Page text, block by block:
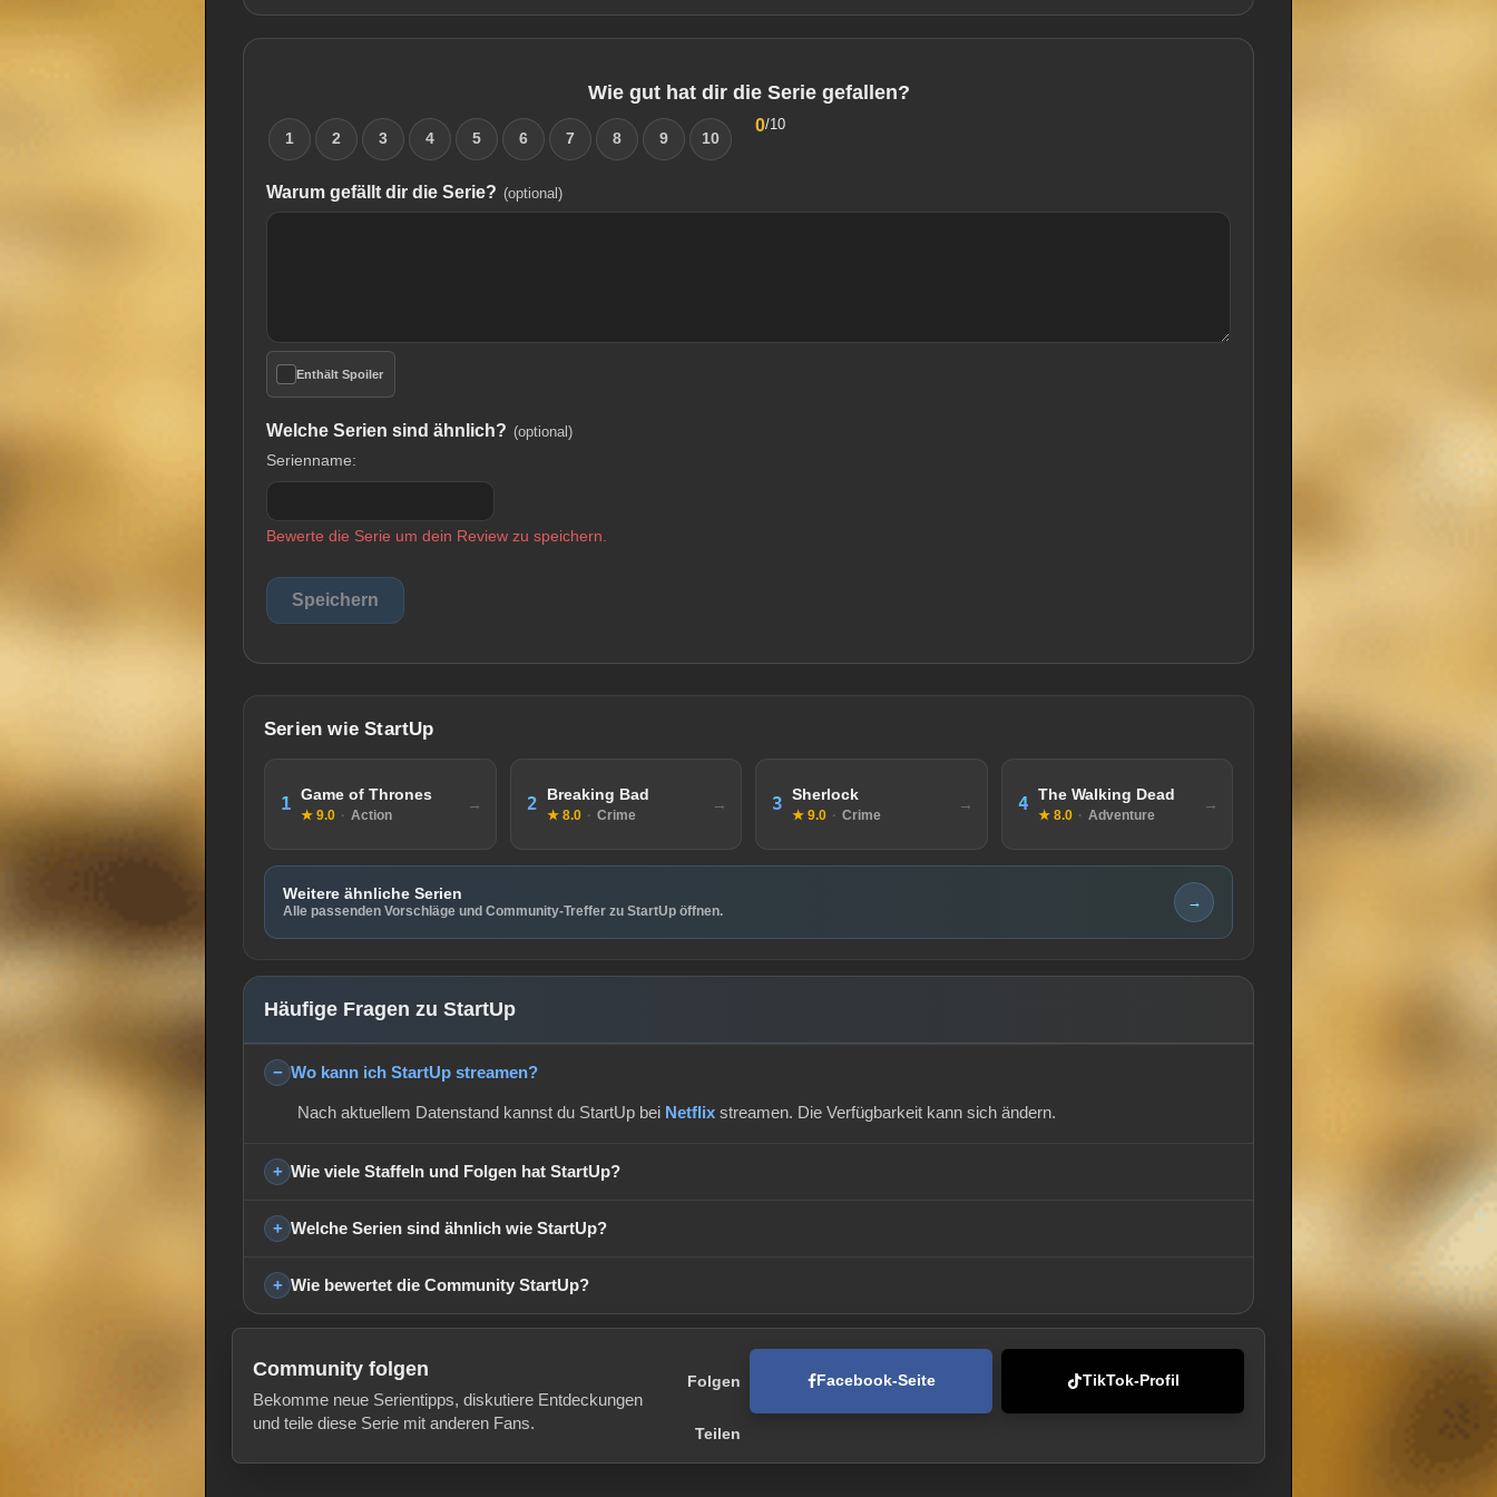
Wie gut hat dir die Serie gefallen?
1 2 3 4 5 6 7 8 9 10
0/10
Warum gefällt dir die Serie? (optional)
Enthält Spoiler
Welche Serien sind ähnlich? (optional)
Serienname:
Bewerte die Serie um dein Review zu speichern.
Serien wie StartUp
1 Game of Thrones
★ 9.0 · Action
2 Breaking Bad
★ 8.0 · Crime
3 Sherlock
★ 9.0 · Crime
4 The Walking Dead
★ 8.0 · Adventure
Weitere ähnliche Serien
Alle passenden Vorschläge und Community-Treffer zu StartUp öffnen.
→
Häufige Fragen zu StartUp
Wo kann ich StartUp streamen?
Nach aktuellem Datenstand kannst du StartUp bei Netflix streamen. Die Verfügbarkeit kann sich ändern.
Wie viele Staffeln und Folgen hat StartUp?
Welche Serien sind ähnlich wie StartUp?
Wie bewertet die Community StartUp?
Community folgen
Bekomme neue Serientipps, diskutiere Entdeckungen
und teile diese Serie mit anderen Fans.
Folgen Facebook-Seite TikTok-Profil
Teilen